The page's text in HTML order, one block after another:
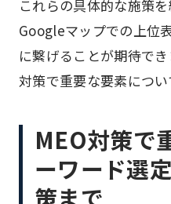
これらの具体的な施策
Googleマップでの上位
に繋げることが期待で
対策で重要な要素につい
MEO対策で
ーワード選
策まで